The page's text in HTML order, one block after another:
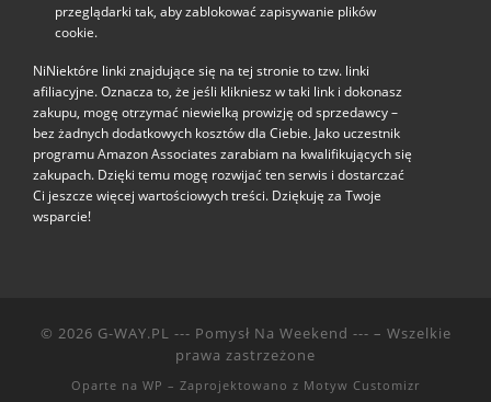
przeglądarki tak, aby zablokować zapisywanie plików
cookie.
NiNiektóre linki znajdujące się na tej stronie to tzw. linki
afiliacyjne. Oznacza to, że jeśli klikniesz w taki link i dokonasz
zakupu, mogę otrzymać niewielką prowizję od sprzedawcy –
bez żadnych dodatkowych kosztów dla Ciebie. Jako uczestnik
programu Amazon Associates zarabiam na kwalifikujących się
zakupach. Dzięki temu mogę rozwijać ten serwis i dostarczać
Ci jeszcze więcej wartościowych treści. Dziękuję za Twoje
wsparcie!
© 2026 G-WAY.PL --- Pomysł Na Weekend --- – Wszelkie
prawa zastrzeżone
Oparte na WP – Zaprojektowano z Motyw Customizr